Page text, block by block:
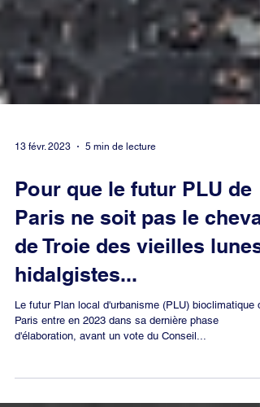
13 févr. 2023 5 min de lecture
Pour que le futur PLU de
Paris ne soit pas le cheval
de Troie des vieilles lunes
hidalgistes...
d'élaboration, avant un vote du Conseil...